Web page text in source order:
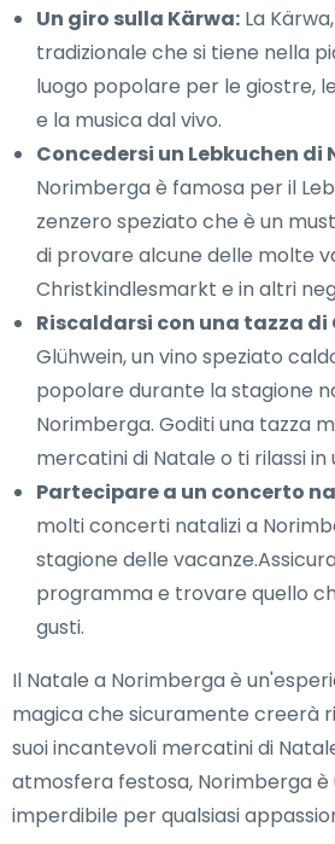
Un giro sulla Kärwa: La
tradizionale che si tiene nella
luogo popolare per le giostre,
e la musica dal vivo.
Concedersi un Lebkuchen di
Norimberga è famosa per il
zenzero speziato che è un
di provare alcune delle molte
Christkindlesmarkt e in altri
Riscaldarsi con una tazza di
Glühwein, un vino speziato
popolare durante la stagione
Norimberga. Goditi una tazza
mercatini di Natale o ti rilassi
Partecipare a un concerto
molti concerti natalizi a
stagione delle
programma e trovare quello
gusti.
Il Natale a Norimberga è
magica che sicuramente creerà
suoi incantevoli mercatini di
atmosfera festosa, Norimberga è
imperdibile per qualsiasi